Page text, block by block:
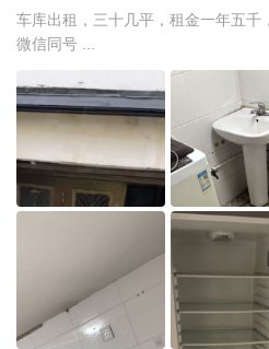
车库出租，三十几平，租金一年五
微信同号 ...